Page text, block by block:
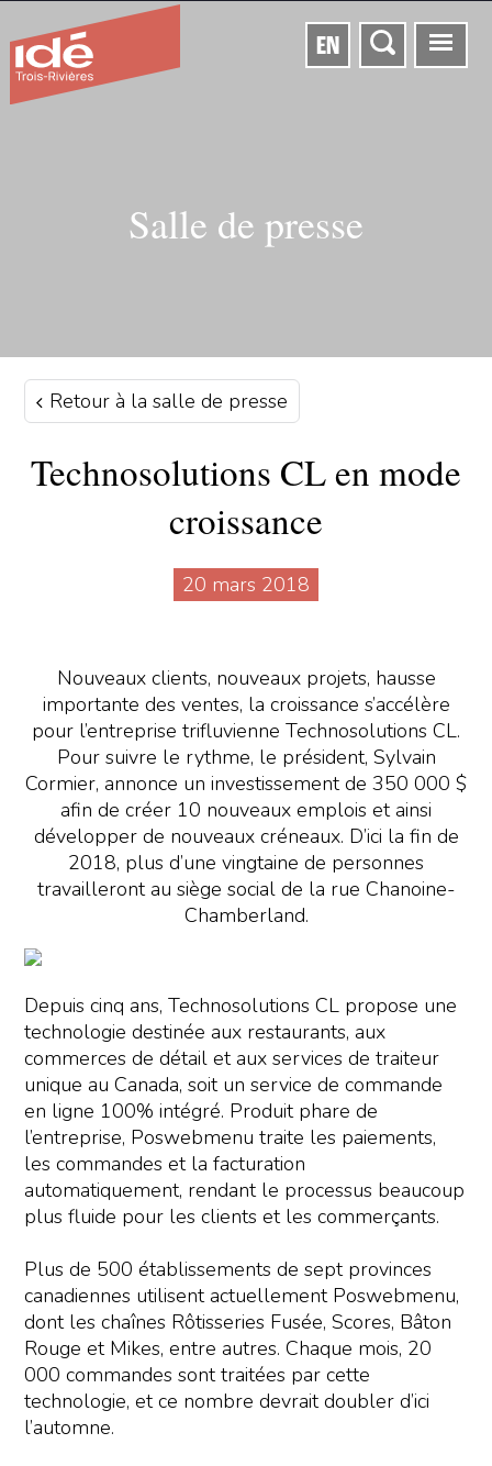
EN
Salle de presse
Retour à la salle de presse
Technosolutions CL en mode
croissance
20 mars 2018
Nouveaux clients, nouveaux projets, hausse
importante des ventes, la croissance s’accélère
pour l’entreprise trifluvienne Technosolutions CL.
Pour suivre le rythme, le président, Sylvain
Cormier, annonce un investissement de 350 000 $
afin de créer 10 nouveaux emplois et ainsi
développer de nouveaux créneaux. D’ici la fin de
2018, plus d’une vingtaine de personnes
travailleront au siège social de la rue Chanoine-
Chamberland.
Depuis cinq ans, Technosolutions CL propose une
technologie destinée aux restaurants, aux
commerces de détail et aux services de traiteur
unique au Canada, soit un service de commande
en ligne 100% intégré. Produit phare de
l’entreprise, Poswebmenu traite les paiements,
les commandes et la facturation
automatiquement, rendant le processus beaucoup
plus fluide pour les clients et les commerçants.
Plus de 500 établissements de sept provinces
canadiennes utilisent actuellement Poswebmenu,
dont les chaînes Rôtisseries Fusée, Scores, Bâton
Rouge et Mikes, entre autres. Chaque mois, 20
000 commandes sont traitées par cette
technologie, et ce nombre devrait doubler d’ici
l’automne.